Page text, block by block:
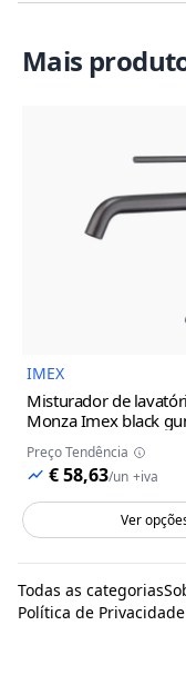
Mais
IMEX
Misturador de
Monza Imex black
Preço Tendência
€ 58,63/un +iva
Ver
Todas as categorias
Política de